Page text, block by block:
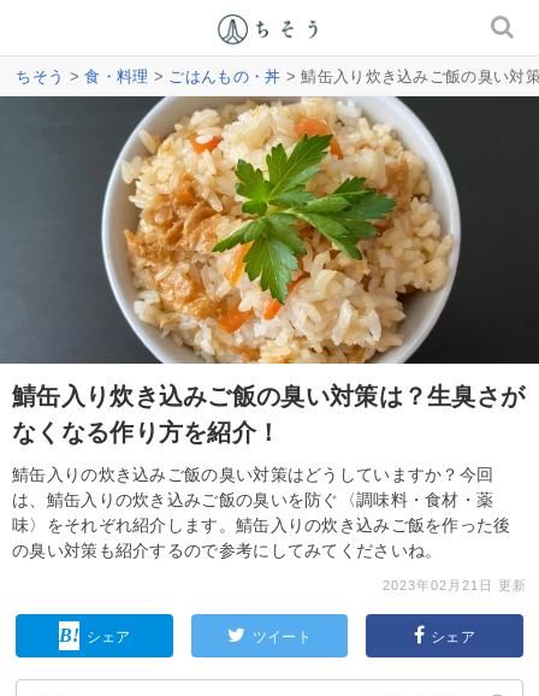
ちそう >食・料理 > ごはんもの・丼 > 鯖缶入り炊き込みご飯の臭い対
鯖缶入り炊き込みご飯の臭い対策は？生臭さが
なくなる作り方を紹介！
鯖缶入りの炊き込みご飯の臭い対策はどうしていますか？今回
は、鯖缶入りの炊き込みご飯の臭いを防ぐ〈調味料・食材・薬
味〉をそれぞれ紹介します。鯖缶入りの炊き込みご飯を作った後
の臭い対策も紹介するので参考にしてみてくださいね。
2023年02月21日 更新
シェア ツイート シェア